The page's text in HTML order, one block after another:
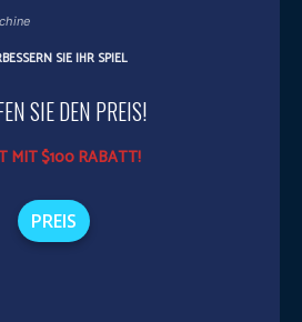
SIE IHR SPIEL
SIE DEN PREIS!
MIT $100 RABATT!
PREIS